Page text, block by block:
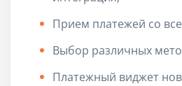
Прием платежей со
Выбор различных
Платежный виджет